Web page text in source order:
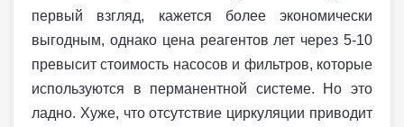
первый взгляд, кажется более экономически
выгодным, однако цена реагентов лет через 5-10
превысит стоимость насосов и фильтров, которые
используются в перманентной системе. Но это
ладно. Хуже, что отсутствие циркуляции приводит